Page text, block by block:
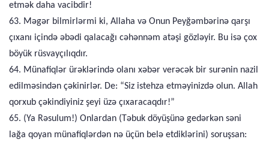
etmək daha vacibdir!
63. Məgər bilmirlərmi ki, Allaha və Onun Peyğəmbərinə qarşı
çıxanı içində əbədi qalacağı cəhənnəm atəşi gözləyir. Bu isə çox
böyük rüsvayçılıqdır.
64. Münafiqlər ürəklərində olanı xəbər verəcək bir surənin nazil
edilməsindən çəkinirlər. De: “Siz istehza etməyinizdə olun. Allah
qorxub çəkindiyiniz şeyi üzə çıxaracaqdır!”
65. (Ya Rəsulum!) Onlardan (Təbuk döyüşünə gedərkən səni
lağa qoyan münafiqlərdən nə üçün belə etdiklərini) soruşsan: